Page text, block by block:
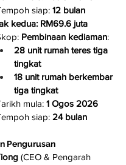
siap: 12 bulan
kedua: RM69.6 juta
Pembinaan kediaman:
28 unit rumah teres tiga
tingkat
18 unit rumah berkembar
tiga tingkat
mula: 1 Ogos 2026
siap: 24 bulan
Pengurusan
(CEO & Pengarah